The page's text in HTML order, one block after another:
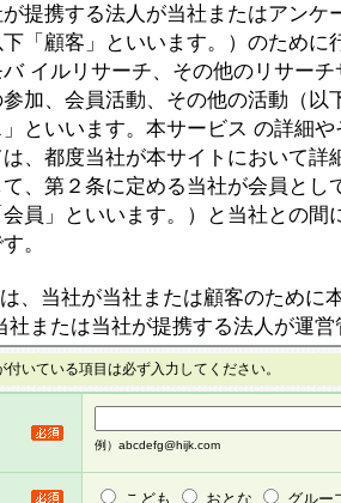
提携する法人が当社またはアンケ
「顧客」といいます。）のために
バ イルリサーチ、その他のリサー
加、会員活動、その他の活動（以
」といいます。本サービス の詳細
、都度当社が本サイトにおいて詳
、第２条に定める当社が会員とし
員」といいます。）と当社との間
。
、当社が当社または顧客のために
社または当社が提携する法人が運
イト」といいます。）上に本サー
員がアンケー ト調査に回答する
を当社が集計・分析その他の利用を
なお、本サービスは、それぞれの目
ービスの依頼を行うこともあり、
対して本サービスの依頼をすると
付いている項目は必ず入力してください。
例）abcdefg@hijk.com
こども おとな グルー